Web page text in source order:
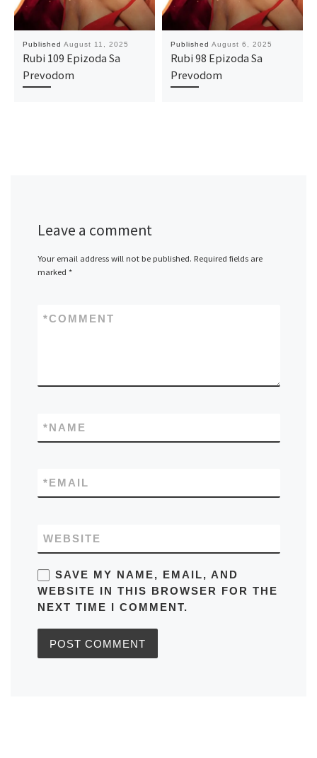
Published August 11, 2025
Rubi 109 Epizoda Sa
Prevodom
Published August 6, 2025
Rubi 98 Epizoda Sa
Prevodom
Leave a comment
Your email address will not be published. Required fields are
marked *
COMMENT
*
NAME
*
EMAIL
*
WEBSITE
SAVE MY NAME, EMAIL, AND
WEBSITE IN THIS BROWSER FOR THE
NEXT TIME I COMMENT.